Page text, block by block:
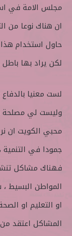
مجلس الامة في
ان هناك نوعا من
حاول استخدام
لكن يراد بها
لست معنيا
وليست لي مصلحة
محبي الكويت ان
جمودا في التنمية
فهناك مشاكل
المواطن البسيط
او التعليم او
المشاكل اعتقد من